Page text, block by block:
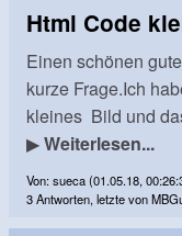
Html Code
​Einen schönen
kurze Frage.Ich
kleines Bild und
▶Weiterlesen...
Von: sueca (01.05.18,
3 Antworten, letzte von